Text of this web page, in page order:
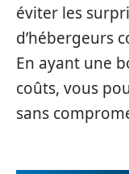
éviter les
d’hébergeurs
En ayant une
coûts, vous
sans